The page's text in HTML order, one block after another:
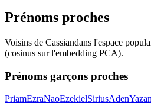
Prénoms proches
Voisins de Cassiandans l'espace
(cosinus sur l'embedding PCA).
Prénoms garçons proches
PriamEzraNaoEzekielSiriusAdenYazan